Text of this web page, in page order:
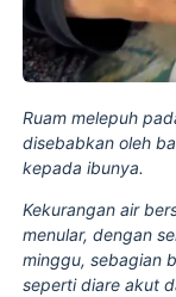
Ruam melepuh
disebabkan oleh
kepada ibunya.
Kekurangan air
menular, dengan
minggu, sebagian
seperti diare akut